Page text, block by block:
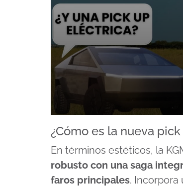
seconds
of
minutes,
secondsVolume
¿Cómo es la nueva
En términos estéticos, la
robusto con una saga
faros principales. Incorpora